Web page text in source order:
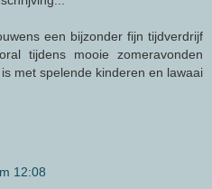
een bijzonder fijn tijdverdrijf
tijdens mooie zomeravonden
met spelende kinderen en lawaai
12:08